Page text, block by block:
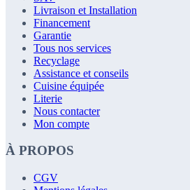
Livraison et Installation
Financement
Garantie
Tous nos services
Recyclage
Assistance et conseils
Cuisine équipée
Literie
Nous contacter
Mon compte
À PROPOS
CGV